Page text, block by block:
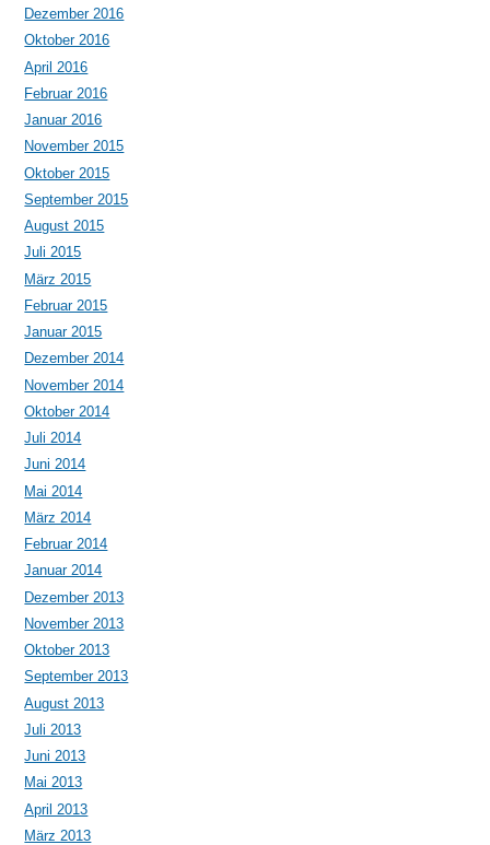
Dezember 2016
Oktober 2016
April 2016
Februar 2016
Januar 2016
November 2015
Oktober 2015
September 2015
August 2015
Juli 2015
März 2015
Februar 2015
Januar 2015
Dezember 2014
November 2014
Oktober 2014
Juli 2014
Juni 2014
Mai 2014
März 2014
Februar 2014
Januar 2014
Dezember 2013
November 2013
Oktober 2013
September 2013
August 2013
Juli 2013
Juni 2013
Mai 2013
April 2013
März 2013